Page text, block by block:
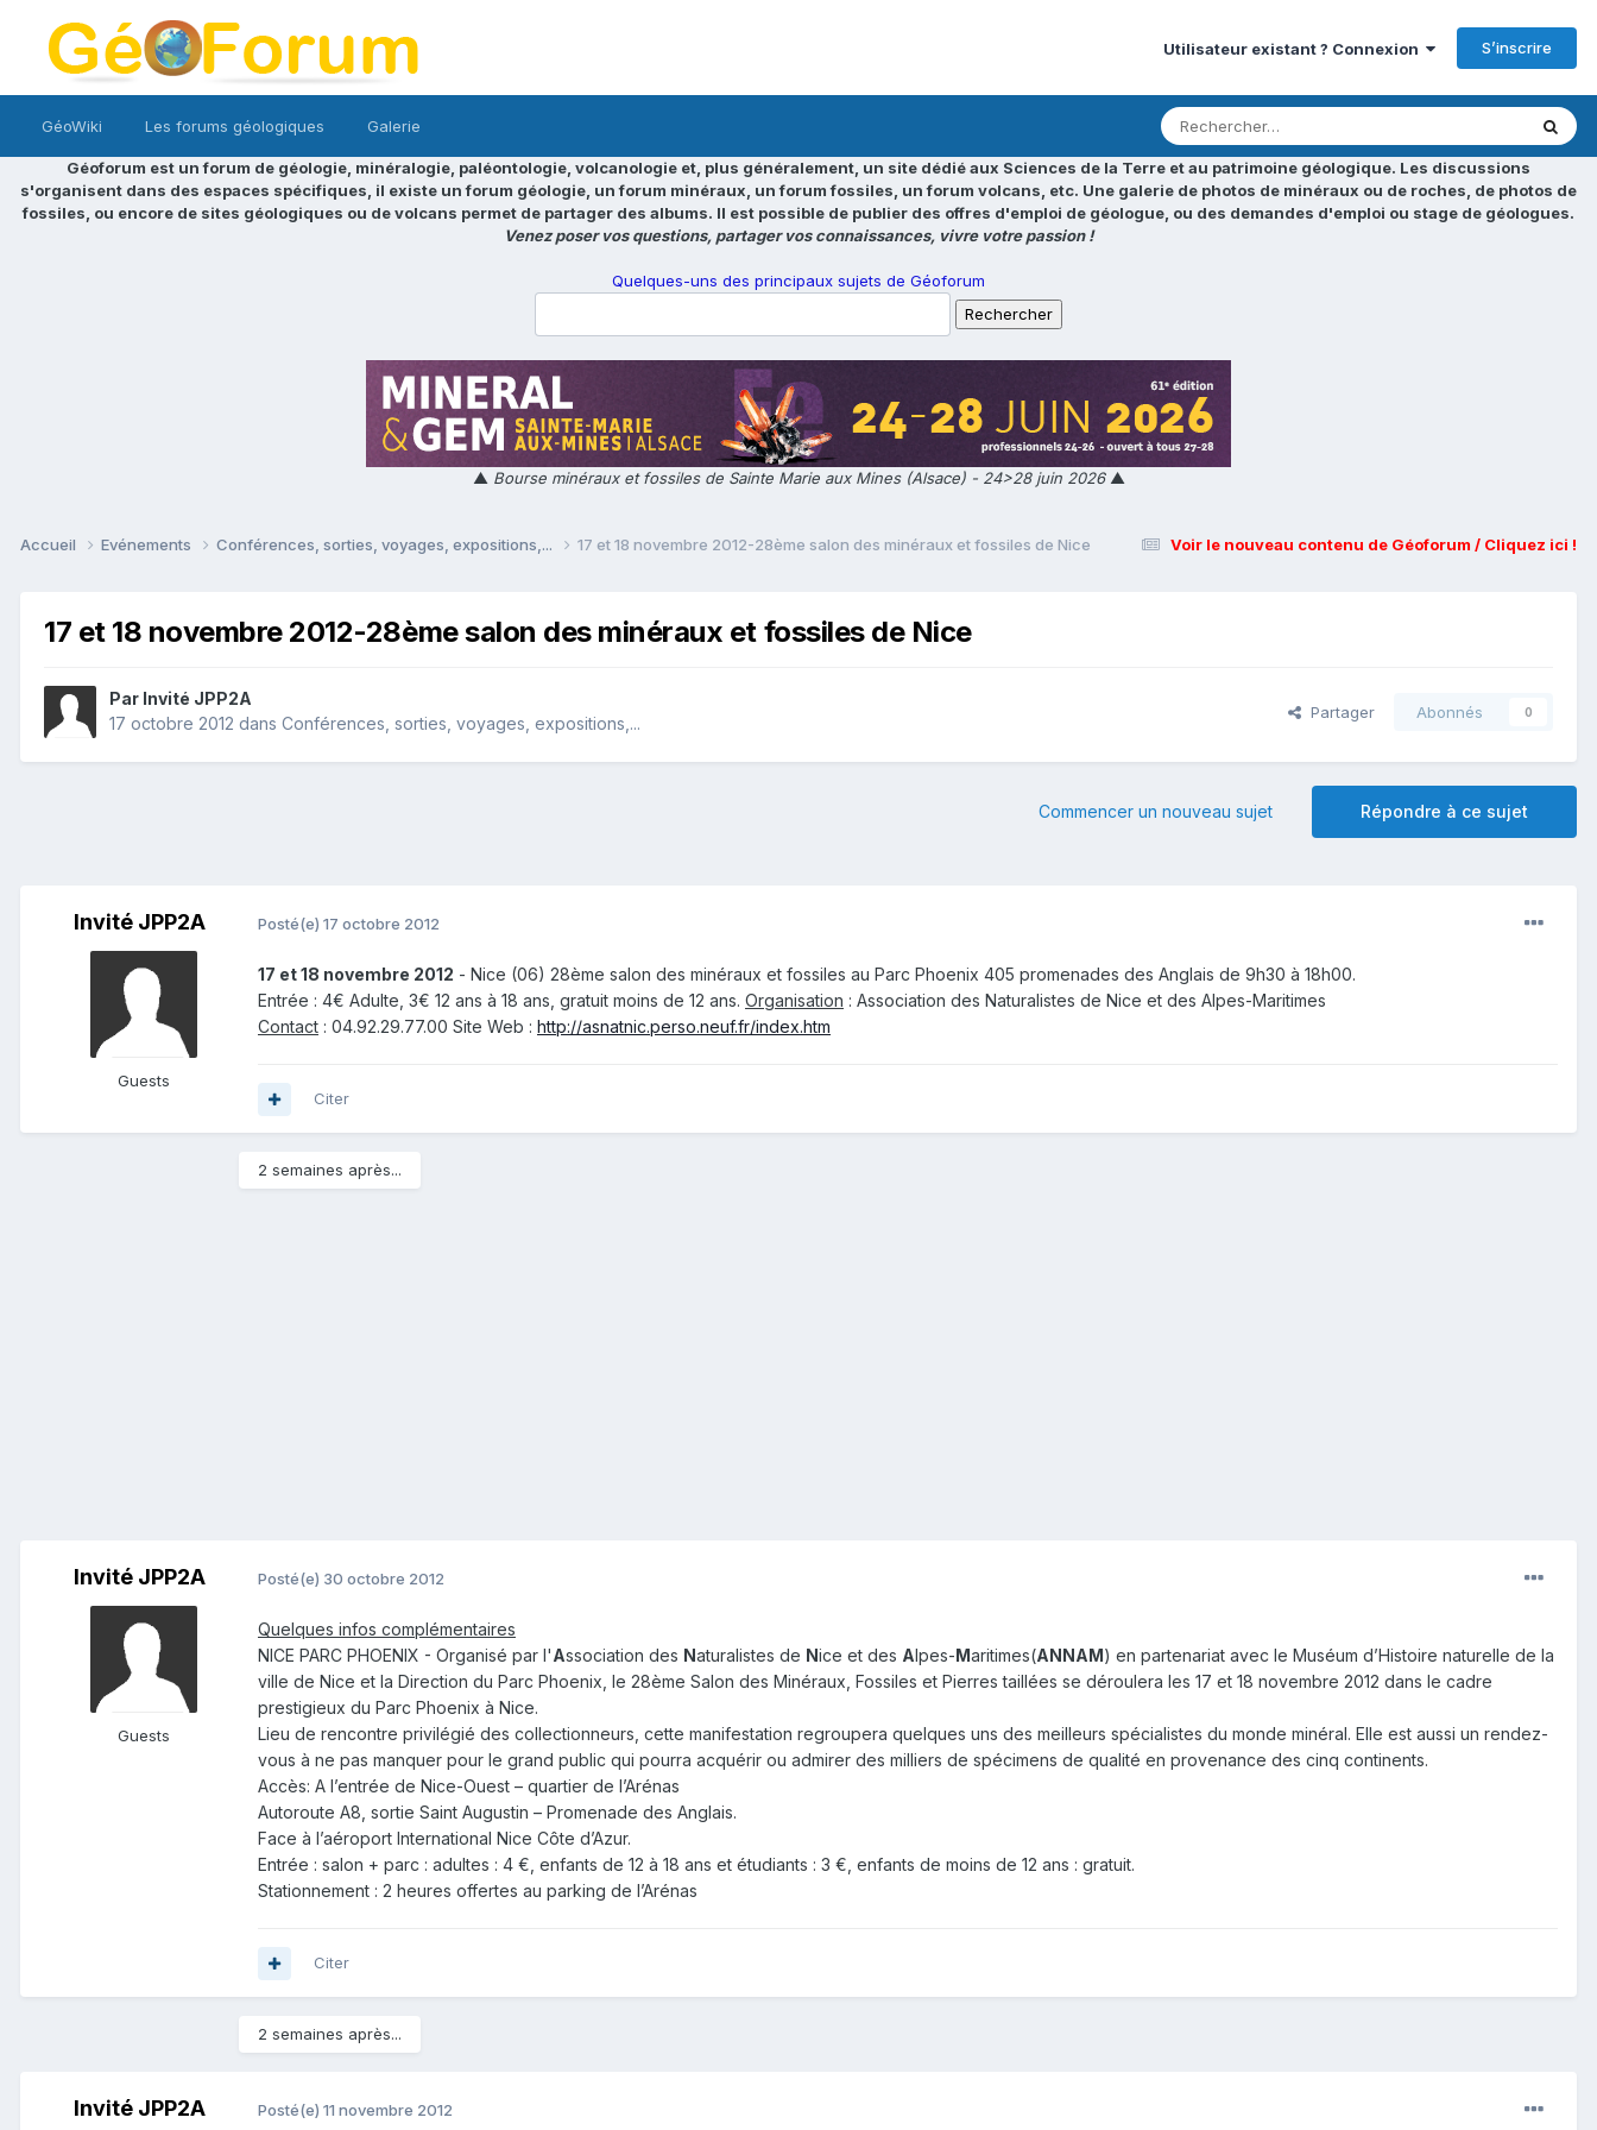
Utilisateur existant ? Connexion S’inscrire
GéoWiki Les forums géologiques Galerie
Géoforum est un forum de géologie, minéralogie, paléontologie, volcanologie et, plus généralement, un site dédié aux Sciences de la Terre et au patrimoine géologique. Les discussions
s'organisent dans des espaces spécifiques, il existe un forum géologie, un forum minéraux, un forum fossiles, un forum volcans, etc. Une galerie de photos de minéraux ou de roches, de photos de
fossiles, ou encore de sites géologiques ou de volcans permet de partager des albums. Il est possible de publier des offres d'emploi de géologue, ou des demandes d'emploi ou stage de géologues.
Venez poser vos questions, partager vos connaissances, vivre votre passion !
Quelques-uns des principaux sujets de Géoforum
▲ Bourse minéraux et fossiles de Sainte Marie aux Mines (Alsace) - 24>28 juin 2026▲
Voir le nouveau contenu de Géoforum / Cliquez ici !
Accueil Evénements Conférences, sorties, voyages, expositions,... 17 et 18 novembre 2012-28ème salon des minéraux et fossiles de Nice
17 et 18 novembre 2012-28ème salon des minéraux et fossiles de Nice
Par Invité JPP2A
17 octobre 2012 dans Conférences, sorties, voyages, expositions,...
Partager Abonnés 0
Répondre à ce sujet
Commencer un nouveau sujet
Invité JPP2A
Guests
Posté(e) 17 octobre 2012
17 et 18 novembre 2012 - Nice (06) 28ème salon des minéraux et fossiles au Parc Phoenix 405 promenades des Anglais de 9h30 à 18h00.
Entrée : 4€ Adulte, 3€ 12 ans à 18 ans, gratuit moins de 12 ans. Organisation : Association des Naturalistes de Nice et des Alpes-Maritimes
Contact : 04.92.29.77.00 Site Web : http://asnatnic.perso.neuf.fr/index.htm
Citer
2 semaines après...
Invité JPP2A
Guests
Posté(e) 30 octobre 2012
Quelques infos complémentaires
NICE PARC PHOENIX - Organisé par l'Association des Naturalistes de Nice et des Alpes-Maritimes(ANNAM) en partenariat avec le Muséum d’Histoire naturelle de la
ville de Nice et la Direction du Parc Phoenix, le 28ème Salon des Minéraux, Fossiles et Pierres taillées se déroulera les 17 et 18 novembre 2012 dans le cadre
prestigieux du Parc Phoenix à Nice.
Lieu de rencontre privilégié des collectionneurs, cette manifestation regroupera quelques uns des meilleurs spécialistes du monde minéral. Elle est aussi un rendez-
vous à ne pas manquer pour le grand public qui pourra acquérir ou admirer des milliers de spécimens de qualité en provenance des cinq continents.
Accès: A l’entrée de Nice-Ouest – quartier de l’Arénas
Autoroute A8, sortie Saint Augustin – Promenade des Anglais.
Face à l’aéroport International Nice Côte d’Azur.
Entrée : salon + parc : adultes : 4 €, enfants de 12 à 18 ans et étudiants : 3 €, enfants de moins de 12 ans : gratuit.
Stationnement : 2 heures offertes au parking de l’Arénas
Citer
2 semaines après...
Invité JPP2A Posté(e) 11 novembre 2012